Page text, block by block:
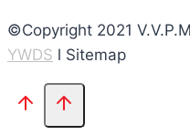
©Copyright 2021
YWDS l Sitemap